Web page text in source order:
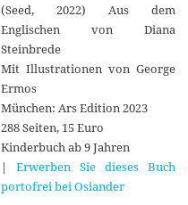
(Seed, 2022) Aus dem
Englischen von Diana
Steinbrede
Mit Illustrationen von George
Ermos
München: Ars Edition 2023
288 Seiten, 15 Euro
Kinderbuch ab 9 Jahren
| Erwerben Sie dieses Buch
portofrei bei Osiander